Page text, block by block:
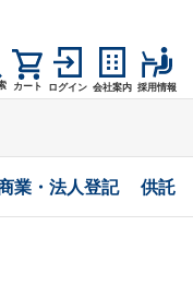
カート ログイン 会社案内 採用情報
業・法人登記 供託